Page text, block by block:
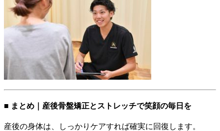
■ まとめ｜産後骨盤矯正とストレッチで笑顔の毎日を
産後の身体は、しっかりケアすれば確実に回復します。